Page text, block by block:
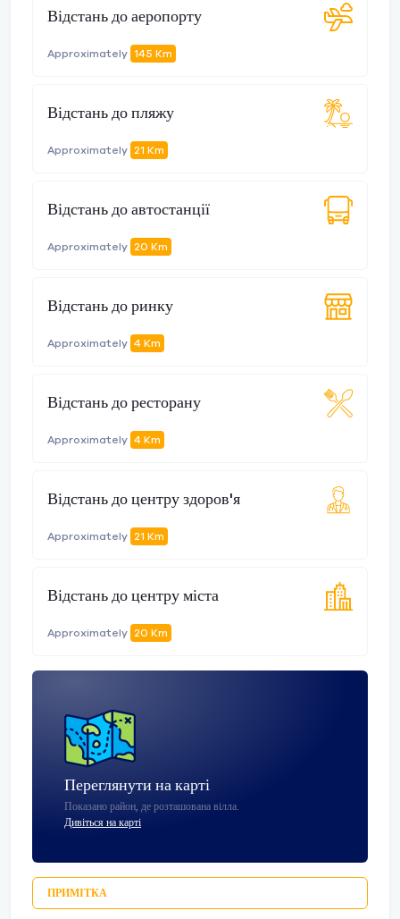
Відстань до аеропорту
Approximately 145 Km
Відстань до пляжу
Approximately 21 Km
Відстань до автостанції
Approximately 20 Km
Відстань до ринку
Approximately 4 Km
Відстань до ресторану
Approximately 4 Km
Відстань до центру здоров'я
Approximately 21 Km
Відстань до центру міста
Approximately 20 Km
Переглянути на карті
Показано район, де розташована вілла.
Дивіться на карті
ПРИМІТКА